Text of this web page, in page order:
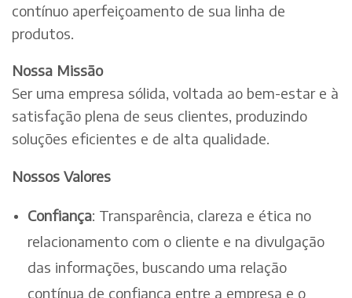
contínuo aperfeiçoamento de sua linha de
produtos.
Nossa Missão
Ser uma empresa sólida, voltada ao bem-estar e à
satisfação plena de seus clientes, produzindo
soluções eficientes e de alta qualidade.
Nossos Valores
Confiança: Transparência, clareza e ética no
relacionamento com o cliente e na divulgação
das informações, buscando uma relação
contínua de confiança entre a empresa e o